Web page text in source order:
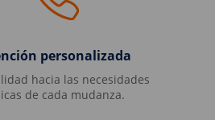
personalizada
hacia las necesidades
de cada mudanza.